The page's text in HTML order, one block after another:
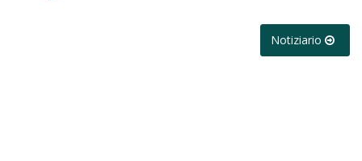
Notiziario